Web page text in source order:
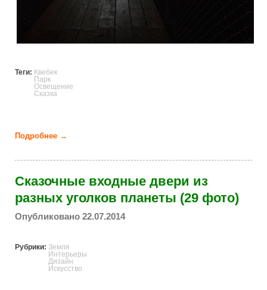
Теги: Квебек
Парк
Освещение
Сказка
Подробнее →
Сказочные входные двери из
разных уголков планеты (29 фото)
Опубликовано 22.07.2014
Рубрики: Земля
Интерьеры
Дизайн
Искусство